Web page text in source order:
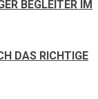
BEGLEITER IM
DAS RICHTIGE